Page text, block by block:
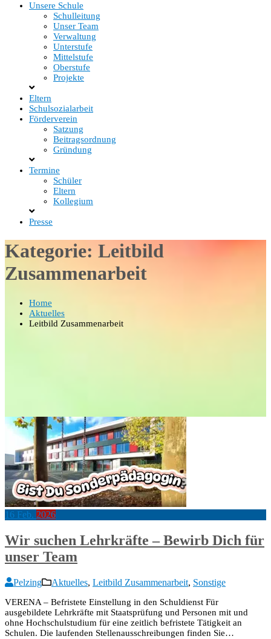
Unsere Schule
Schulleitung
Unser Team
Verwaltung
Unterstufe
Mittelstufe
Oberstufe
Projekte
Eltern
Schulsozialarbeit
Förderverein
Satzung
Beitragsordnung
Gründung
Termine
Schüler
Eltern
Kollegium
Presse
Kategorie: Leitbild
Zusammenarbeit
Home
Aktuelles
Leitbild Zusammenarbeit
16 Feb. 2026
Wir suchen Lehrkräfte – Bewirb Dich für
unser Team
Pelzing Aktuelles, Leitbild Zusammenarbeit, Sonstige
VERENA – Befristete Einstellung in den Schuldienst Für
ausgebildete Lehrkräfte mit Staatsprüfung und Personen mit und
ohne Hochschulstudium für eine zeitlich befristete Tätigkeit an
Schulen. Die laufenden Stellenausschreibungen finden Sie…